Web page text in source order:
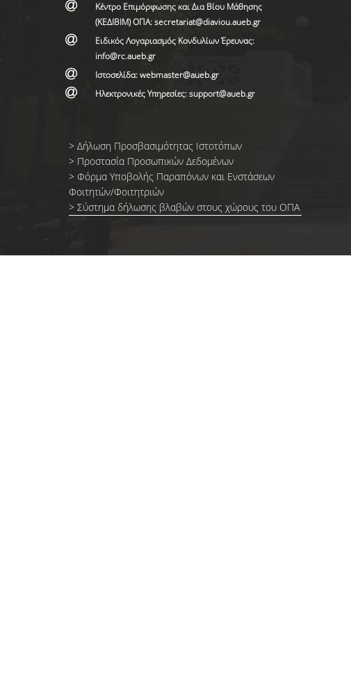
Κέντρο Επιμόρφωσης και Δια Βίου Μάθησης
(ΚΕΔΙΒΙΜ) ΟΠΑ: secretariat@diaviou.aueb.gr
Ειδικός Λογαριασμός Κονδυλίων Έρευνας:
info@rc.aueb.gr
Ιστοσελίδα: webmaster@aueb.gr
Ηλεκτρονικές Υπηρεσίες: support@aueb.gr
> Δήλωση Προσβασιμότητας Ιστοτόπων
> Προστασία Προσωπικών Δεδομένων
> Φόρμα Yποβολής Παραπόνων και Ενστάσεων
Φοιτητών/Φοιτητριών
> Σύστημα δήλωσης βλαβών στους χώρους του ΟΠΑ